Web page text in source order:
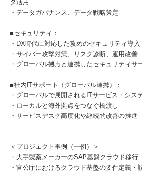
タ活用
・データガバナンス、データ戦略策定
■セキュリティ：
・DX時代に対応した攻めのセキュリティ導入
・サイバー攻撃対策、リスク診断、運用改善
・グローバル拠点と連携したセキュリティサ
■社内ITサポート（グローバル連携）：
・グローバルで展開されるITサービス・シス
・ローカルと海外拠点をつなぐ橋渡し
・サービスデスク高度化や継続的改善の推進
＜プロジェクト事例（一例）＞
・大手製薬メーカーのSAP基盤クラウド移行
・官公庁におけるクラウド基盤の要件定義・